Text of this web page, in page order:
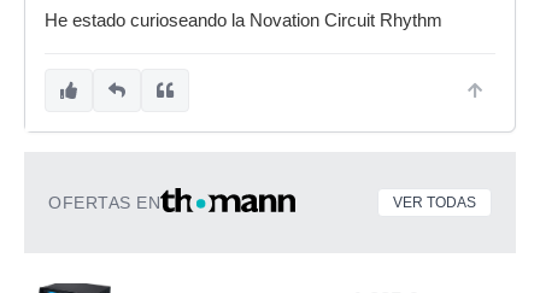
He estado curioseando la Novation Circuit Rhythm
OFERTAS EN VER TODAS